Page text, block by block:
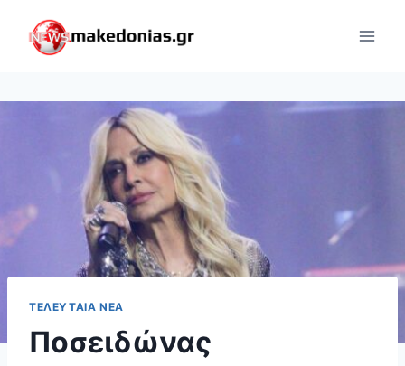
content
ΤΕΛΕΥΤΑΊΑ ΝΈΑ
Ποσειδώνας